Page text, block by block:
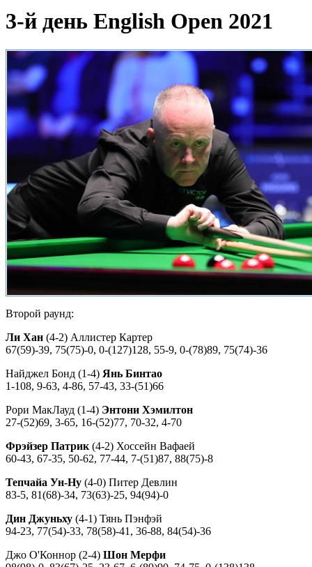
3-й день English Open 2021
Второй раунд:
Ли Хан (4-2) Аллистер Картер
67(59)-39, 75(75)-0, 0-(127)128, 55-9, 0-(78)89, 75(74)-36
Найджел Бонд (1-4) Янь Бинтао
1-108, 9-63, 4-86, 57-43, 33-(51)66
Рори МакЛауд (1-4) Энтони Хэмилтон
27-(52)69, 3-65, 16-(52)77, 70-32, 4-70
Фрэйзер Патрик (4-2) Хоссейн Вафаей
60-43, 67-35, 50-62, 77-44, 7-(51)87, 88(75)-8
Тепчайа Ун-Ну (4-0) Питер Девлин
83-5, 81(68)-34, 73(63)-25, 94(94)-0
Дин Джуньху (4-1) Тянь Пэнфэй
94-23, 77(54)-33, 78(58)-41, 36-88, 84(54)-36
Джо О'Коннор (2-4) Шон Мерфи